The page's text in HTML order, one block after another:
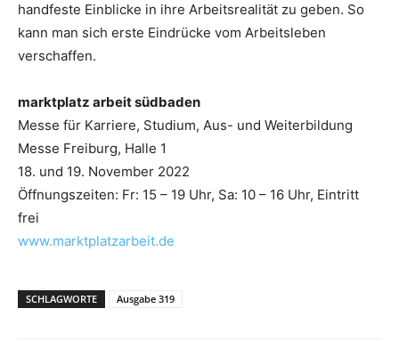
handfeste Einblicke in ihre Arbeitsrealität zu geben. So
kann man sich erste Eindrücke vom Arbeitsleben
verschaffen.
marktplatz arbeit südbaden
Messe für Karriere, Studium, Aus- und Weiterbildung
Messe Freiburg, Halle 1
18. und 19. November 2022
Öffnungszeiten: Fr: 15 – 19 Uhr, Sa: 10 – 16 Uhr, Eintritt
frei
www.marktplatzarbeit.de
SCHLAGWORTE Ausgabe 319